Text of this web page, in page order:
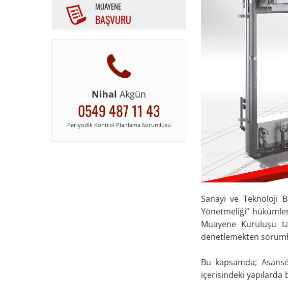
MUAYENE
BAŞVURU
Nihal Akgün
0549 487 11 43
Periyodik Kontrol Planlama Sorumlusu
Sanayi ve Teknoloji
Yönetmeliği”
Muayene Kuruluşu
denetlemekten
Bu kapsamda;
içerisindeki yapılarda